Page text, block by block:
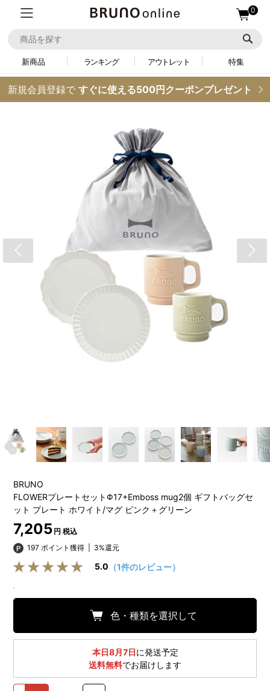
0
新商品 ランキング アウトレット 特集
新規会員登録で すぐに使える500円クーポンプレゼント
BRUNO
FLOWERプレートセットΦ17+Emboss mug2個 ギフトバッグセ
ット プレート ホワイト/マグ ピンク＋グリーン
7,205 円 税込
197 ポイント獲得
3%還元
5.0 （1件のレビュー）
色・種類を選択して
本日8月7日に発送予定
送料無料でお届けします